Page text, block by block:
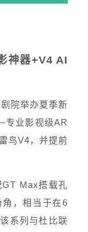
神器+V4 AI
院举办夏季新
业影视级AR
鸟V4，并提前
Max搭载孔
，相当于在6
系列与杜比联